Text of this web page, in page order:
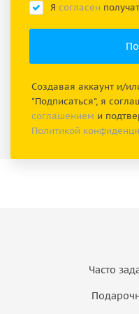
Я согласен
Создавая аккаунт и/
"Подписаться", я
соглашением и
Политикой
Часто